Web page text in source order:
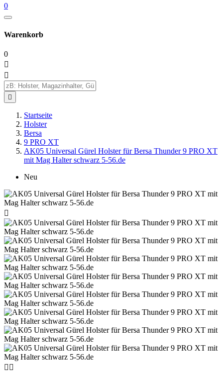
0
Warenkorb
0



Startseite
Holster
Bersa
9 PRO XT
AK05 Universal Gürel Holster für Bersa Thunder 9 PRO XT
mit Mag Halter schwarz 5-56.de
Neu

 